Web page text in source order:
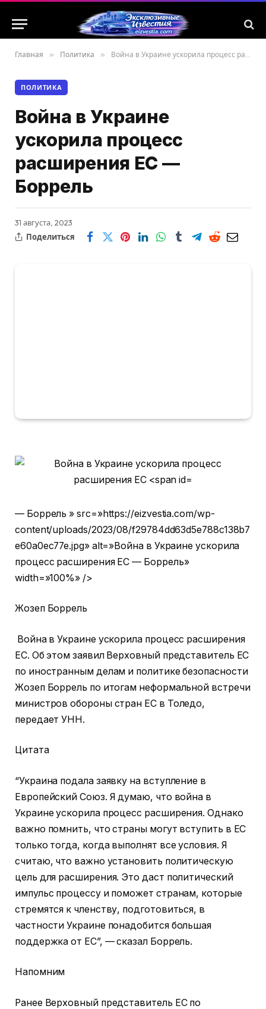
Главная » Политика » Война в Украине ускорила процесс расширения ЕС — Боррель
ПОЛИТИКА
Война в Украине
ускорила процесс
расширения ЕС —
Боррель
31 августа, 2023
Поделиться
— Боррель » src=»https://eizvestia.com/wp-
content/uploads/2023/08/f29784dd63d5e788c138b7
e60a0ec77e.jpg» alt=»Война в Украине ускорила
процесс расширения ЕС — Боррель»
width=»100%» />
Жозеп Боррель
Война в Украине ускорила процесс расширения
ЕС. Об этом заявил Верховный представитель ЕС
по иностранным делам и политике безопасности
Жозеп Боррель по итогам неформальной встречи
министров обороны стран ЕС в Толедо,
передает УНН.
Цитата
“Украина подала заявку на вступление в
Европейский Союз. Я думаю, что война в
Украине ускорила процесс расширения. Однако
важно помнить, что страны могут вступить в ЕС
только тогда, когда выполнят все условия. Я
считаю, что важно установить политическую
цель для расширения. Это даст политический
импульс процессу и поможет странам, которые
стремятся к членству, подготовиться, в
частности Украине понадобится большая
поддержка от ЕС”, — сказал Боррель.
Напомним
Ранее Верховный представитель ЕС по